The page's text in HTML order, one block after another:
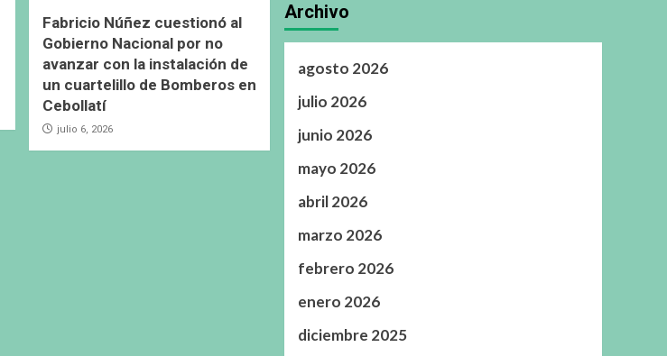
Fabricio Núñez cuestionó al
Gobierno Nacional por no
avanzar con la instalación de
un cuartelillo de Bomberos en
Cebollatí
julio 6, 2026
Archivo
agosto 2026
julio 2026
junio 2026
mayo 2026
abril 2026
marzo 2026
febrero 2026
enero 2026
diciembre 2025